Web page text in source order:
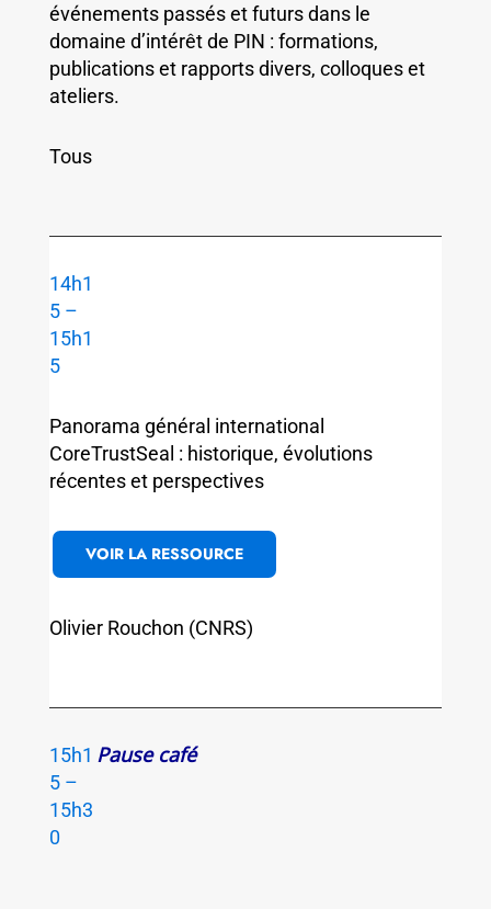
événements passés et futurs dans le
domaine d’intérêt de PIN : formations,
publications et rapports divers, colloques et
ateliers.
Tous
14h1
5 –
15h1
5
Panorama général international
CoreTrustSeal : historique, évolutions
récentes et perspectives
VOIR LA RESSOURCE
Olivier Rouchon (CNRS)
15h1
5 –
15h3
0
Pause café